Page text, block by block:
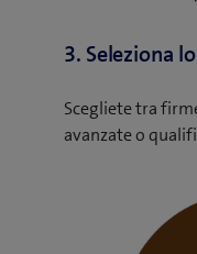
3. Seleziona
Scegliete tra
avanzate o